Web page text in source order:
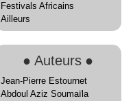
Festivals Africains
Ailleurs
● Auteurs ●
Jean-Pierre Estournet
Abdoul Aziz Soumaïla